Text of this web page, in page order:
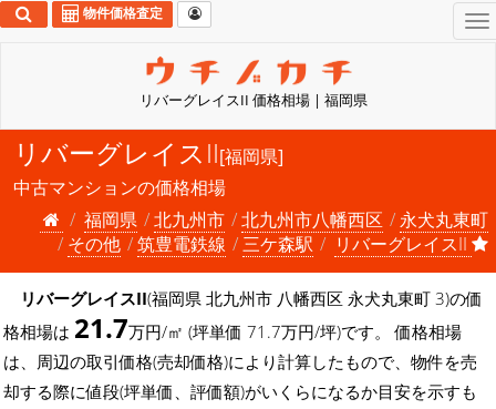
リバーグレイスII 価格相場 | 福岡県
物件価格査定
リバーグレイスII[福岡県]
中古マンションの価格相場
福岡県
北九州市 北九州市八幡西区
永犬丸東町
その他
筑豊電鉄線 三ケ森駅 リバーグレイスII
リバーグレイスII(福岡県 北九州市 八幡西区 永犬丸東町 3)の価
格相場は 21.7万円/㎡ (坪単価 71.7万円/坪)です。 価格相場
は、周辺の取引価格(売却価格)により計算したもので、物件を売
却する際に値段(坪単価、評価額)がいくらになるか目安を示すも